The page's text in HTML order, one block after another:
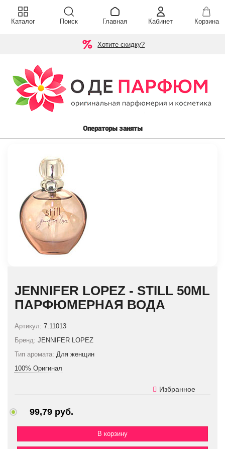
Хотите скидку?
Операторы заняты
JENNIFER LOPEZ - STILL 50ML
ПАРФЮМЕРНАЯ ВОДА
Артикул: 7.11013
Бренд: JENNIFER LOPEZ
Тип аромата: Для женщин
100% Оригинал
Избранное
99,79 руб.
Каталог Поиск Главная Кабинет Корзина